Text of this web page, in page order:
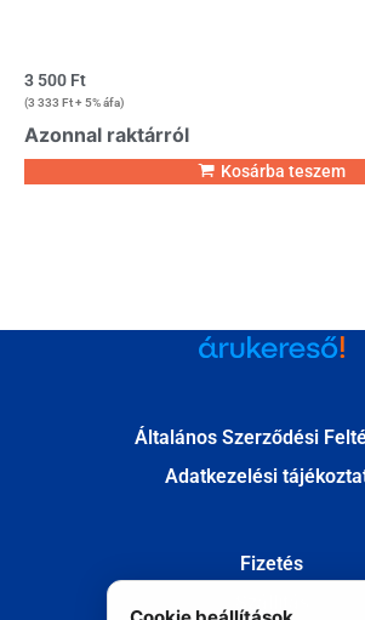
3 500 Ft
(3 333 Ft+ 5% áfa)
Azonnal raktárról
Kosárba teszem
Általános Szerződési
Adatkezelési
Fizetés